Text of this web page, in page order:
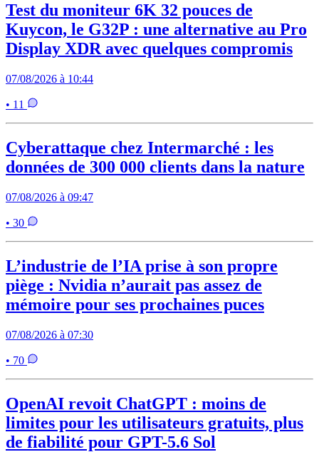
Test du moniteur 6K 32 pouces de
Kuycon, le G32P : une alternative au Pro
Display XDR avec quelques compromis
07/08/2026 à 10:44
• 11
Cyberattaque chez Intermarché : les
données de 300 000 clients dans la nature
07/08/2026 à 09:47
• 30
L’industrie de l’IA prise à son propre
piège : Nvidia n’aurait pas assez de
mémoire pour ses prochaines puces
07/08/2026 à 07:30
• 70
OpenAI revoit ChatGPT : moins de
limites pour les utilisateurs gratuits, plus
de fiabilité pour GPT-5.6 Sol